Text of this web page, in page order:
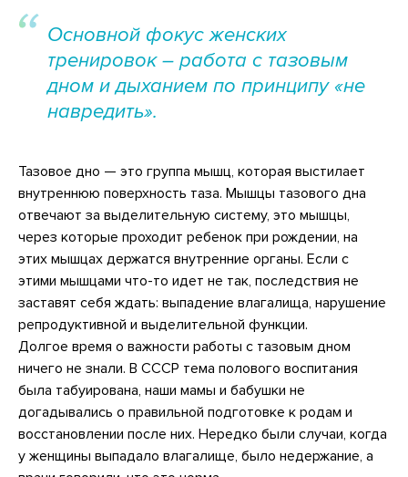
Основной фокус женских
тренировок – работа с тазовым
дном и дыханием по принципу «не
навредить».
Тазовое дно — это группа мышц, которая выстилает
внутреннюю поверхность таза. Мышцы тазового дна
отвечают за выделительную систему, это мышцы,
через которые проходит ребенок при рождении, на
этих мышцах держатся внутренние органы. Если с
этими мышцами что-то идет не так, последствия не
заставят себя ждать: выпадение влагалища, нарушение
репродуктивной и выделительной функции.
Долгое время о важности работы с тазовым дном
ничего не знали. В СССР тема полового воспитания
была табуирована, наши мамы и бабушки не
догадывались о правильной подготовке к родам и
восстановлении после них. Нередко были случаи, когда
у женщины выпадало влагалище, было недержание, а